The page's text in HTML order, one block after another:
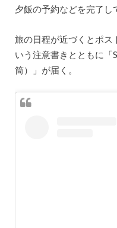
夕飯の予約などを完了し
旅の日程が近づくとポス
いう注意書きとともに「
筒）」が届く。